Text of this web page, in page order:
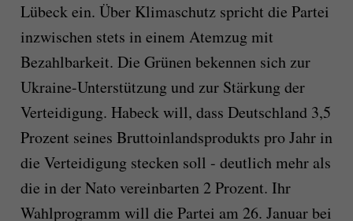
Lübeck ein. Über Klimaschutz spricht die Partei
inzwischen stets in einem Atemzug mit
Bezahlbarkeit. Die Grünen bekennen sich zur
Ukraine-Unterstützung und zur Stärkung der
Verteidigung. Habeck will, dass Deutschland 3,5
Prozent seines Bruttoinlandsprodukts pro Jahr in
die Verteidigung stecken soll - deutlich mehr als
die in der Nato vereinbarten 2 Prozent. Ihr
Wahlprogramm will die Partei am 26. Januar bei